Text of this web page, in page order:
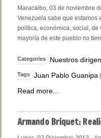
Maracaibo, 03 de noviembre
Venezuela sabe que estamos
política, económica, social, de
mayoría de este pueblo no
Categories Nuestros
Tags Juan Pablo Guanipa |
Read more...
ArmandoBriquet: